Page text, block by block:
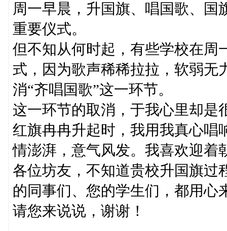
周一早晨，升国旗、唱国歌、国
重要仪式。
但不知从何时起，有些学校在周
式，因为歌声稀稀拉拉，软弱无
消“齐唱国歌”这一环节。
这一环节的取消，于我心里却
红旗冉冉升起时，我用我真心唱
情澎湃，意气风发。我喜欢迎着
各位坊友，不知道贵校升国旗过
的同事们、您的学生们，都用心
请您来说说，谢谢！